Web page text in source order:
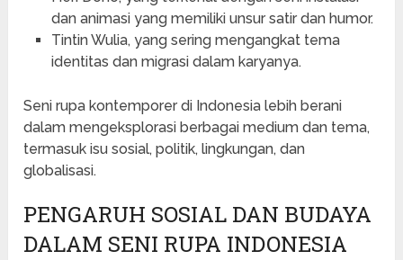
dan animasi yang memiliki unsur satir dan humor.
Tintin Wulia, yang sering mengangkat tema
identitas dan migrasi dalam karyanya.
Seni rupa kontemporer di Indonesia lebih berani
dalam mengeksplorasi berbagai medium dan tema,
termasuk isu sosial, politik, lingkungan, dan
globalisasi.
PENGARUH SOSIAL DAN BUDAYA
DALAM SENI RUPA INDONESIA